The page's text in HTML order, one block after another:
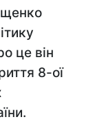
це він
8-ої